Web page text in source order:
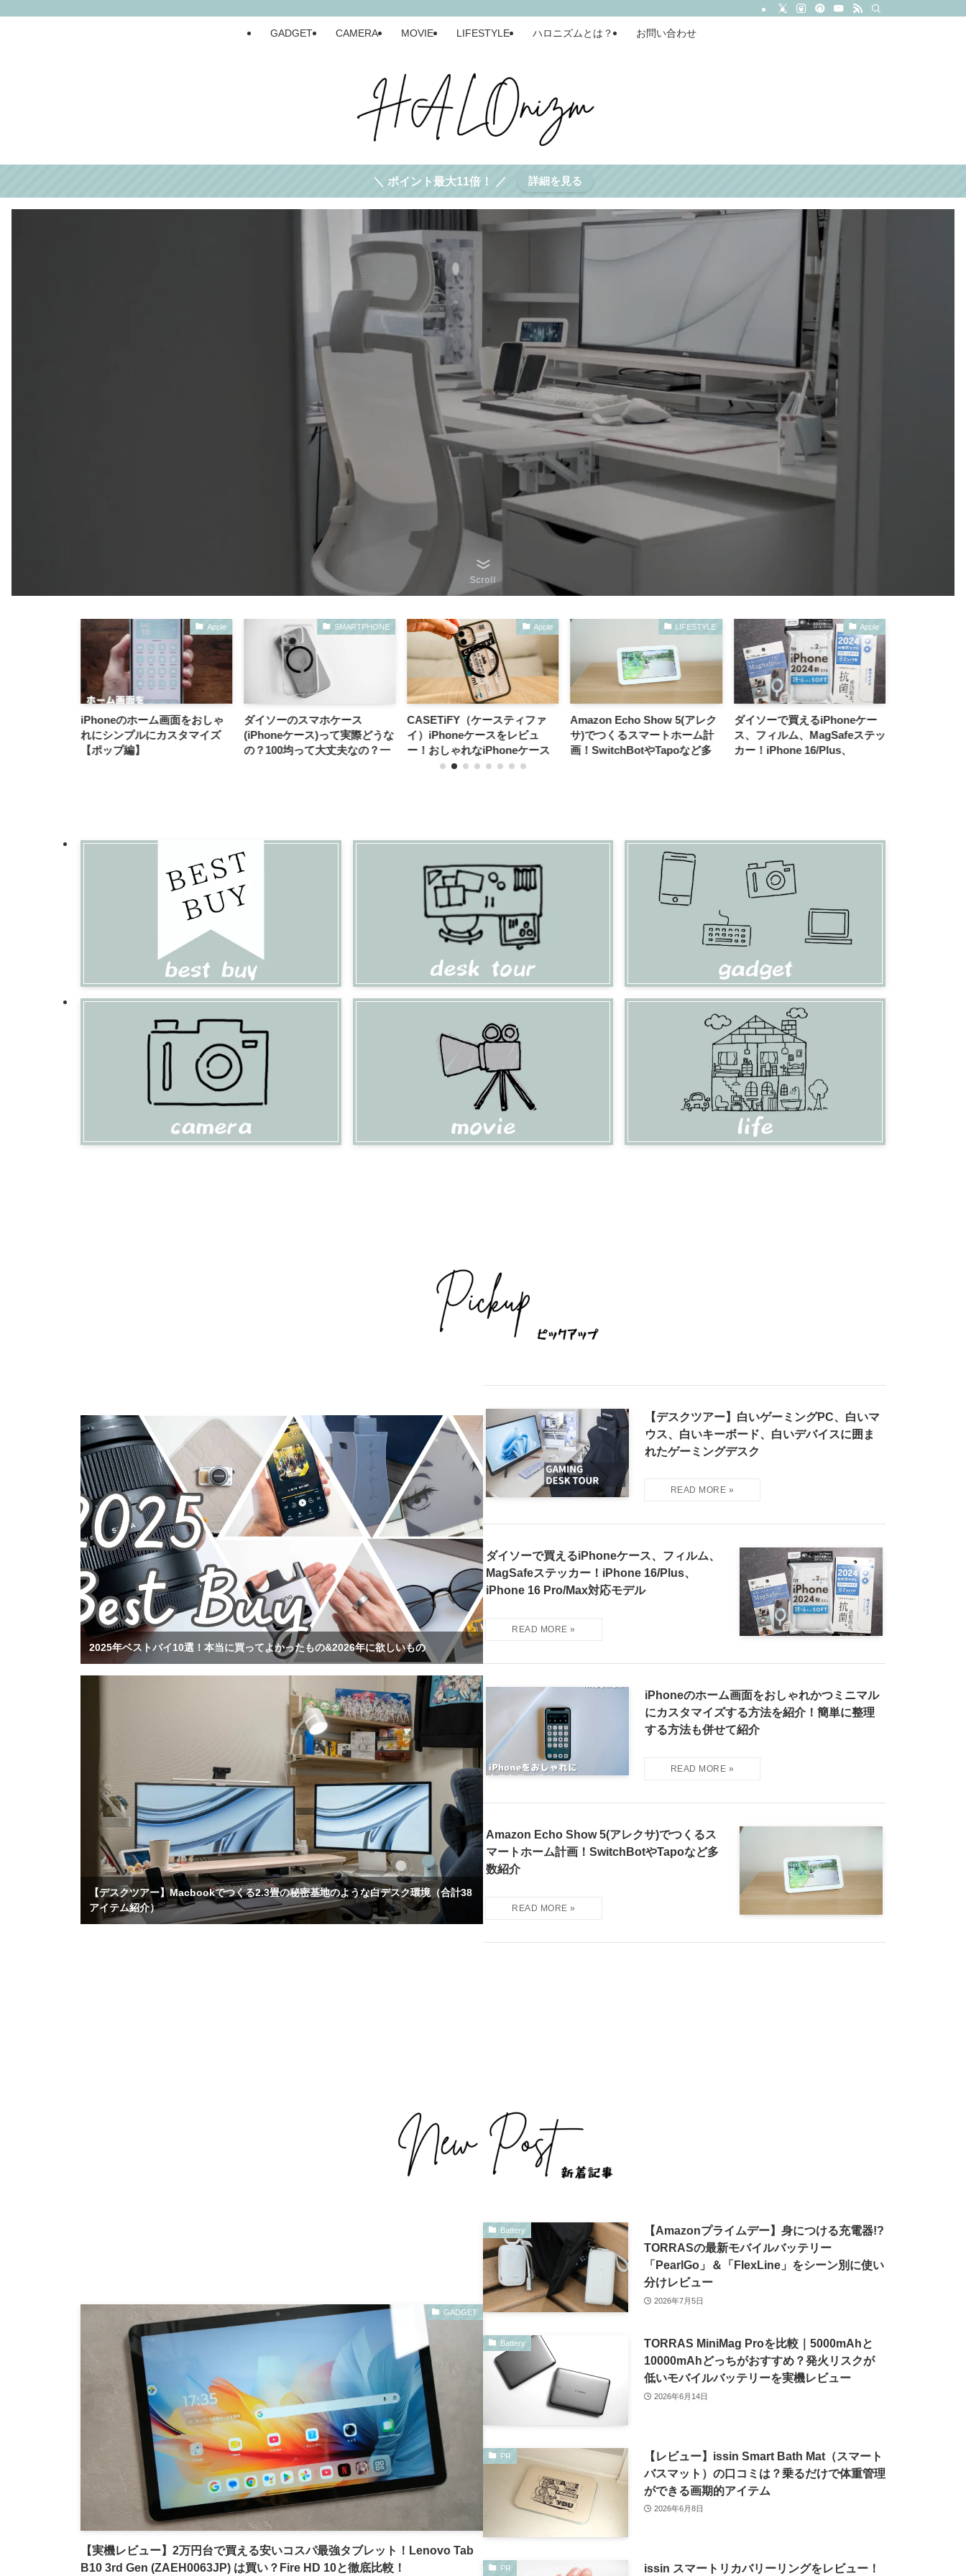
GADGET CAMERA MOVIE LIFESTYLE ハロニズムとは？ お問い合わせ
＼ ポイント最大11倍！ ／ 詳細を見る
Scroll
Apple
iPhoneのホーム画面をおしゃ
れにシンプルにカスタマイズ
【ポップ編】
SMARTPHONE
ダイソーのスマホケース
(iPhoneケース)って実際どうな
の？100均って大丈夫なの？一
Apple
CASETiFY（ケースティファ
イ）iPhoneケースをレビュ
ー！おしゃれなiPhoneケース
ならCASETiFYで決まり
LIFESTYLE
Amazon Echo Show 5(アレク
サ)でつくるスマートホーム計
画！SwitchBotやTapoなど多
Apple
ダイソーで買えるiPhoneケー
ス、フィルム、MagSafeステッ
カー！iPhone 16/Plus、
2025年ベストバイ10選！本当に買ってよかったもの&2026年に欲しいもの
【デスクツアー】Macbookでつくる2.3畳の秘密基地のような白デスク環境（合計38
アイテム紹介）
【デスクツアー】白いゲーミングPC、白いマ
ウス、白いキーボード、白いデバイスに囲ま
れたゲーミングデスク
ダイソーで買えるiPhoneケース、フィルム、
MagSafeステッカー！iPhone 16/Plus、
iPhone 16 Pro/Max対応モデル
iPhoneのホーム画面をおしゃれかつミニマル
にカスタマイズする方法を紹介！簡単に整理
する方法も併せて紹介
Amazon Echo Show 5(アレクサ)でつくるス
マートホーム計画！SwitchBotやTapoなど多
数紹介
GADGET
【実機レビュー】2万円台で買える安いコスパ最強タブレット！Lenovo Tab
B10 3rd Gen (ZAEH0063JP) は買い？Fire HD 10と徹底比較！
Battery
【Amazonプライムデー】身につける充電器!?
TORRASの最新モバイルバッテリー
「PearlGo」＆「FlexLine」をシーン別に使い
分けレビュー
2026年7月5日
Battery
TORRAS MiniMag Proを比較｜5000mAhと
10000mAhどっちがおすすめ？発火リスクが
低いモバイルバッテリーを実機レビュー
2026年6月14日
PR
【レビュー】issin Smart Bath Mat（スマート
バスマット）の口コミは？乗るだけで体重管理
ができる画期的アイテム
2026年6月8日
PR issin スマートリカバリーリングをレビュー！